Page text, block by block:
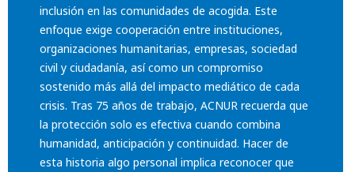
inclusión en las comunidades de acogida. Este
enfoque exige cooperación entre instituciones,
organizaciones humanitarias, empresas, sociedad
civil y ciudadanía, así como un compromiso
sostenido más allá del impacto mediático de cada
crisis. Tras 75 años de trabajo, ACNUR recuerda que
la protección solo es efectiva cuando combina
humanidad, anticipación y continuidad. Hacer de
esta historia algo personal implica reconocer que